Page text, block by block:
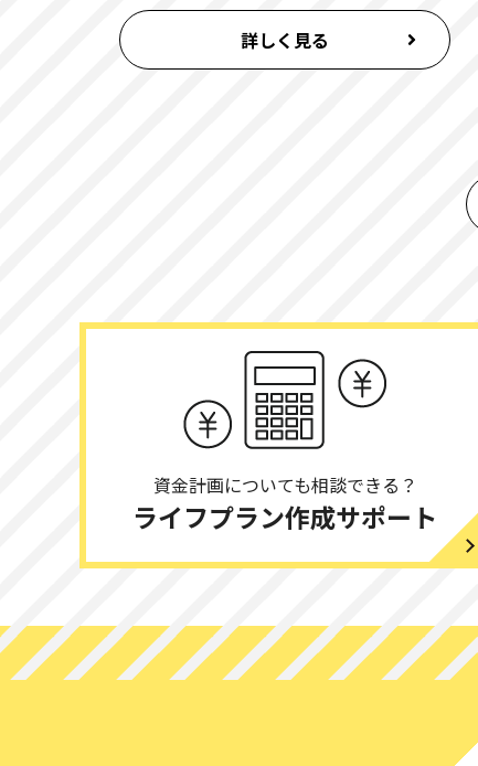
2025.12.27 大
大
2025.11.18 大阪
2025.11.08 兵
2025.10.25 大
2025.10.11 大阪
2025.10.04 奈
京
詳しく見る
資金計画についても相談できる？
ライフプラン作成サポート